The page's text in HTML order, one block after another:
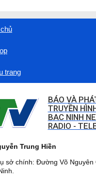
trang
BÁO VÀ
TRUYỀN
BAC NINH
RADIO -
Trung Hiền
sở chính: Đường Võ